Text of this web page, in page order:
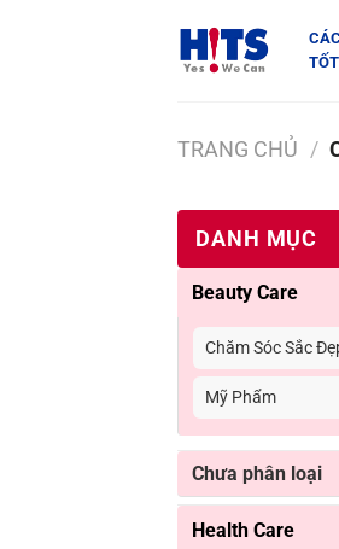
TRANG CHỦ /
DANH MỤC
Beauty Care
Chăm Sóc Sắc
Mỹ Phẩm
Chưa phân loại
Health Care